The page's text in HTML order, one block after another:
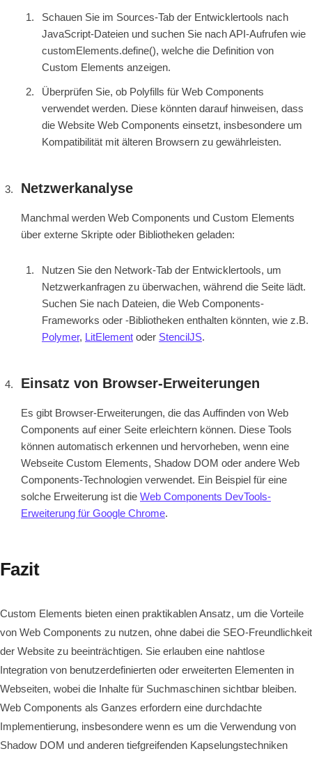
Schauen Sie im Sources-Tab der Entwicklertools nach
JavaScript-Dateien und suchen Sie nach API-Aufrufen wie
customElements.define(), welche die Definition von
Custom Elements anzeigen.
Überprüfen Sie, ob Polyfills für Web Components
verwendet werden. Diese könnten darauf hinweisen, dass
die Website Web Components einsetzt, insbesondere um
Kompatibilität mit älteren Browsern zu gewährleisten.
Netzwerkanalyse
Manchmal werden Web Components und Custom Elements
über externe Skripte oder Bibliotheken geladen:
Nutzen Sie den Network-Tab der Entwicklertools, um
Netzwerkanfragen zu überwachen, während die Seite lädt.
Suchen Sie nach Dateien, die Web Components-
Frameworks oder -Bibliotheken enthalten könnten, wie z.B.
Polymer, LitElement oder StencilJS.
Einsatz von Browser-Erweiterungen
Es gibt Browser-Erweiterungen, die das Auffinden von Web
Components auf einer Seite erleichtern können. Diese Tools
können automatisch erkennen und hervorheben, wenn eine
Webseite Custom Elements, Shadow DOM oder andere Web
Components-Technologien verwendet. Ein Beispiel für eine
solche Erweiterung ist die Web Components DevTools-
Erweiterung für Google Chrome.
Fazit
Custom Elements bieten einen praktikablen Ansatz, um die Vorteile
von Web Components zu nutzen, ohne dabei die SEO-Freundlichkeit
der Website zu beeinträchtigen. Sie erlauben eine nahtlose
Integration von benutzerdefinierten oder erweiterten Elementen in
Webseiten, wobei die Inhalte für Suchmaschinen sichtbar bleiben.
Web Components als Ganzes erfordern eine durchdachte
Implementierung, insbesondere wenn es um die Verwendung von
Shadow DOM und anderen tiefgreifenden Kapselungstechniken